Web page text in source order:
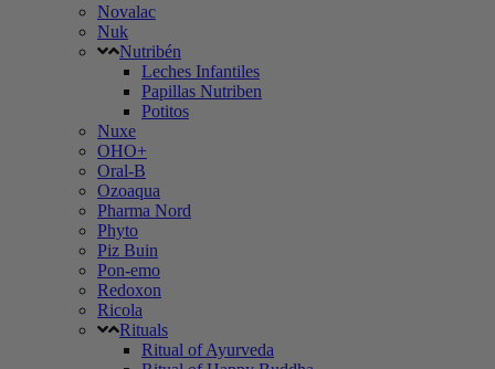
Novalac
Nuk
Nutribén
Leches Infantiles
Papillas Nutriben
Potitos
Nuxe
OHO+
Oral-B
Ozoaqua
Pharma Nord
Phyto
Piz Buin
Pon-emo
Redoxon
Ricola
Rituals
Ritual of Ayurveda